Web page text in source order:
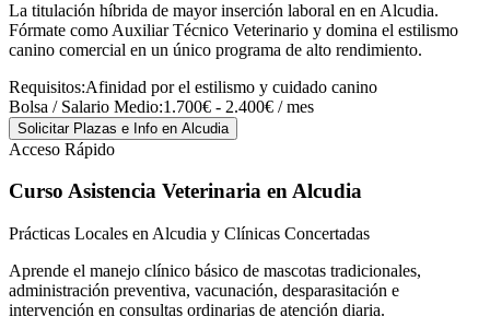
La titulación híbrida de mayor inserción laboral en en Alcudia.
Fórmate como Auxiliar Técnico Veterinario y domina el estilismo
canino comercial en un único programa de alto rendimiento.
Requisitos:Afinidad por el estilismo y cuidado canino
Bolsa / Salario Medio:1.700€ - 2.400€ / mes
Solicitar Plazas e Info en Alcudia
Acceso Rápido
Curso Asistencia Veterinaria en Alcudia
Prácticas Locales en Alcudia y Clínicas Concertadas
Aprende el manejo clínico básico de mascotas tradicionales,
administración preventiva, vacunación, desparasitación e
intervención en consultas ordinarias de atención diaria.